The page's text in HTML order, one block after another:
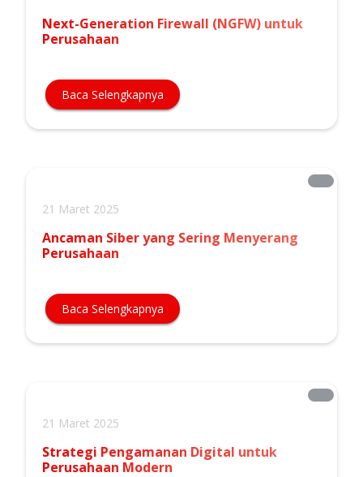
Next-Generation Firewall (NGFW) untuk
Perusahaan
Baca Selengkapnya
21 Maret 2025
Ancaman Siber yang Sering Menyerang
Perusahaan
Baca Selengkapnya
21 Maret 2025
Strategi Pengamanan Digital untuk
Perusahaan Modern